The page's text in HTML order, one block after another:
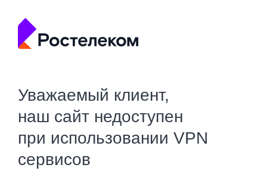
Уважаемый клиент,
наш сайт недоступен
при использовании VPN
сервисов